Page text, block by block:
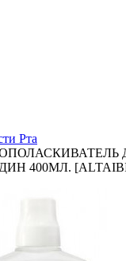
Рта
400МЛ.